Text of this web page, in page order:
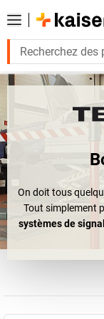
On doit tous
Tout simplement
systèmes de